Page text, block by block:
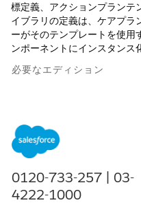
標定義、アクションプランテ
イブラリの定義は、ケアプラ
ーがそのテンプレートを使用
ンポーネントにインスタンス
必要なエディション
使用可能なエディション:
Edition および
0120-733-257 | 03-
4222-1000